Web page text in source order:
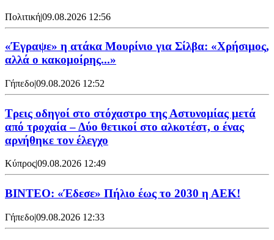
Πολιτική|09.08.2026 12:56
«Έγραψε» η ατάκα Μουρίνιο για Σίλβα: «Χρήσιμος,
αλλά ο κακομοίρης...»
Γήπεδο|09.08.2026 12:52
Τρεις οδηγοί στο στόχαστρο της Αστυνομίας μετά
από τροχαία – Δύο θετικοί στο αλκοτέστ, ο ένας
αρνήθηκε τον έλεγχο
Κύπρος|09.08.2026 12:49
ΒΙΝΤΕΟ: «Έδεσε» Πήλιο έως το 2030 η ΑΕΚ!
Γήπεδο|09.08.2026 12:33